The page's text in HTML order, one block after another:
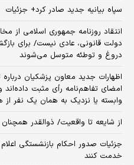
سپاه بیانیه جدید صادر کرد+ جزئیات
انتقاد روزنامه جمهوری اسلامی
دولت قانونی، عادی نیست/ برای
دروغ و توطئه متوسل می‌شوند
امضای تفاهم‌نامه رأی مثبت
وابسته یا نزدیک به همان یک نفر از
از شایعه تا واقعیت/ ذوالقدر
خدمت کنند